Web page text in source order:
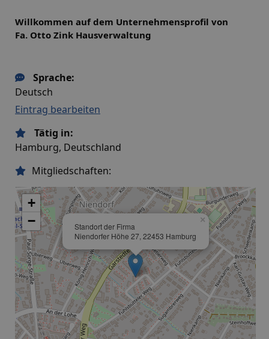
Willkommen auf dem Unternehmensprofil von
Fa. Otto Zink Hausverwaltung
Sprache:
Deutsch
Eintrag bearbeiten
Tätig in:
Hamburg, Deutschland
Mitgliedschaften:
Standort der Firma
Niendorfer Höhe 27, 22453 Hamburg
×
+
−